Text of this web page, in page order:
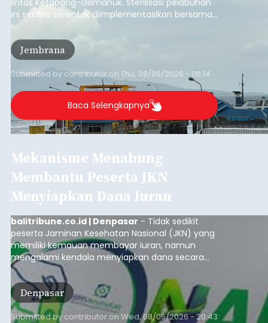
lintas Ketapang-Gilimanuk. Sterilisasi pelabuhan
ini secara serentak diimplementasikan bersama
empat pelabuhan utama lainnya, yakni
Pelabuhan Merak, Bakauheni, Kayangan, dan
Lembar pada Rabu (5/8/2026).
Jembrana
Submitted by contributor on Thu, 08/06/2026 - 06:14
Baca Selengkapnya
Mekanisme Menabung
Membantu Peserta JKN
Menyiapkan Dana Iuran
balitribune.co.id | Denpasar - Tidak sedikit
peserta Jaminan Kesehatan Nasional (JKN) yang
memiliki kemauan membayar iuran, namun
mengalami kendala menyiapkan dana secara
penuh saat jatuh tempo pembayaran iuran.
Kondisi ini terutama dialami oleh peserta
segmen Pekerja Bukan Penerima Upah (PBPU)
yang memiliki penghasilan tidak tetap.
Denpasar
Submitted by contributor on Wed, 08/05/2026 - 20:43